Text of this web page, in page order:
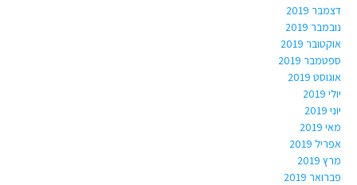
דצמבר 2019
נובמבר 2019
אוקטובר 2019
ספטמבר 2019
אוגוסט 2019
יולי 2019
יוני 2019
מאי 2019
אפריל 2019
מרץ 2019
פברואר 2019